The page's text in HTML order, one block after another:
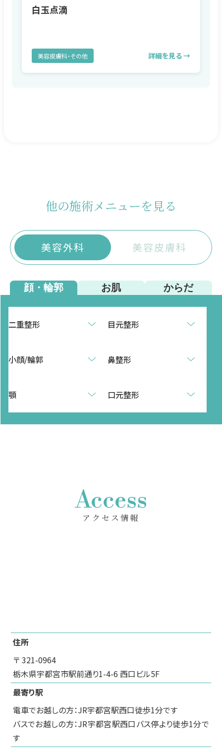
白玉点滴
美容皮膚科・その他 詳細を見る →
他の施術メニューを見る
美容外科 美容皮膚科
顔・輪郭 お肌 からだ
二重整形 目元整形
小顔/輪郭 鼻整形
顎 口元整形
Access
アクセス情報
住所
〒 321-0964
栃木県宇都宮市駅前通り1-4-6 西口ビル5F
最寄り駅
電車でお越しの方：JR宇都宮駅西口徒歩1分です
バスでお越しの方：JR宇都宮駅西口バス停より徒歩1分で
す